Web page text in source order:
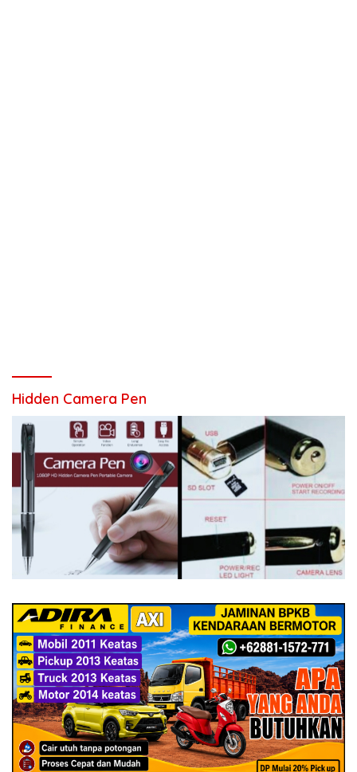
Hidden Camera Pen